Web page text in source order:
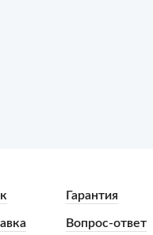
Гарантия
Вопрос-ответ